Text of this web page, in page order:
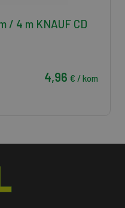
/ 4 m KNAUF CD
4,96 € / kom